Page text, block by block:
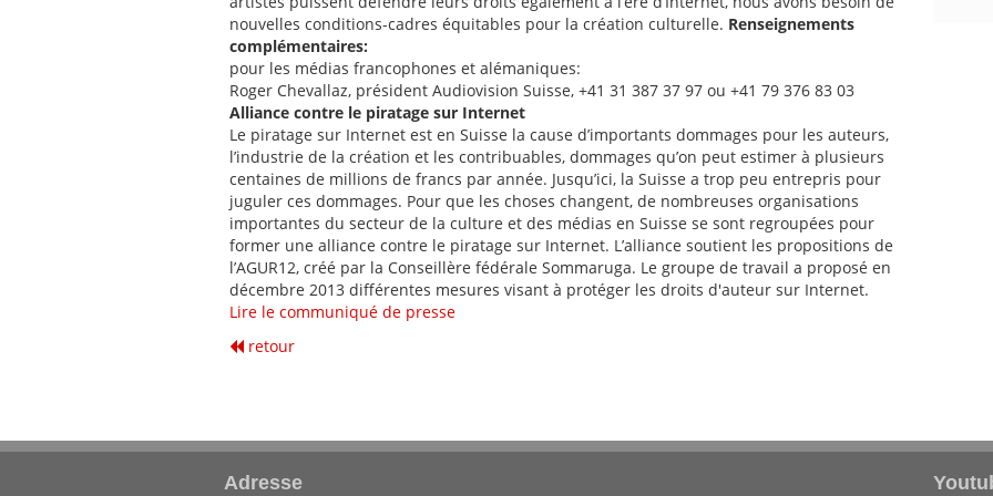
nouvelles conditions-cadres équitables pour la création culturelle. Renseignements
complémentaires:
pour les médias francophones et alémaniques:
Roger Chevallaz, président Audiovision Suisse, +41 31 387 37 97 ou +41 79 376 83 03
Alliance contre le piratage sur Internet
Le piratage sur Internet est en Suisse la cause d’importants dommages pour les auteurs,
l’industrie de la création et les contribuables, dommages qu’on peut estimer à plusieurs
centaines de millions de francs par année. Jusqu’ici, la Suisse a trop peu entrepris pour
juguler ces dommages. Pour que les choses changent, de nombreuses organisations
importantes du secteur de la culture et des médias en Suisse se sont regroupées pour
former une alliance contre le piratage sur Internet. L’alliance soutient les propositions de
l’AGUR12, créé par la Conseillère fédérale Sommaruga. Le groupe de travail a proposé en
décembre 2013 différentes mesures visant à protéger les droits d'auteur sur Internet.
Lire le communiqué de presse
retour
Adresse